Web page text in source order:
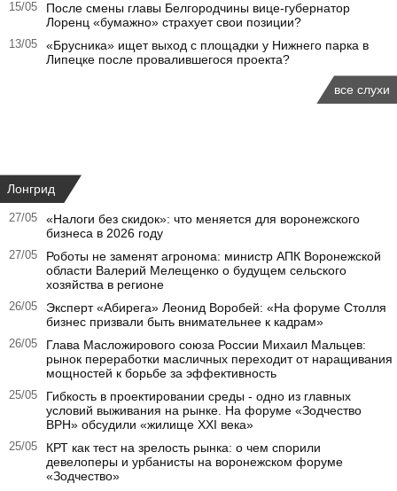
15/05
После смены главы Белгородчины вице-губернатор
Лоренц «бумажно» страхует свои позиции?
13/05
«Брусника» ищет выход с площадки у Нижнего парка в
Липецке после провалившегося проекта?
все слухи
Лонгрид
27/05
«Налоги без скидок»: что меняется для воронежского
бизнеса в 2026 году
27/05
Роботы не заменят агронома: министр АПК Воронежской
области Валерий Мелещенко о будущем сельского
хозяйства в регионе
26/05
Эксперт «Абирега» Леонид Воробей: «На форуме Столля
бизнес призвали быть внимательнее к кадрам»
26/05
Глава Масложирового союза России Михаил Мальцев:
рынок переработки масличных переходит от наращивания
мощностей к борьбе за эффективность
25/05
Гибкость в проектировании среды - одно из главных
условий выживания на рынке. На форуме «Зодчество
ВРН» обсудили «жилище XXI века»
25/05
КРТ как тест на зрелость рынка: о чем спорили
девелоперы и урбанисты на воронежском форуме
«Зодчество»